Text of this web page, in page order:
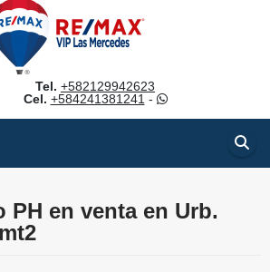
Tel. +582129942623
Cel. +584241381241 -
PH en venta en Urb.